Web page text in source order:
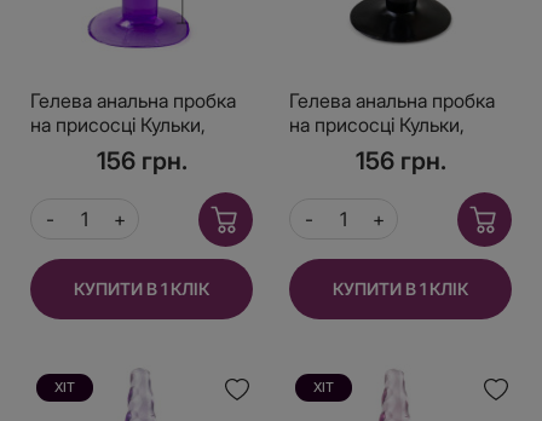
Гелева анальна пробка
на присосці Кульки,
Бузковий156 грн.
КУПИТИ В 1 КЛІК
Гелева анальна пробка
на присосці Кульки,
156 грн.
КУПИТИ В 1 КЛІК
ХІТ ХІТ